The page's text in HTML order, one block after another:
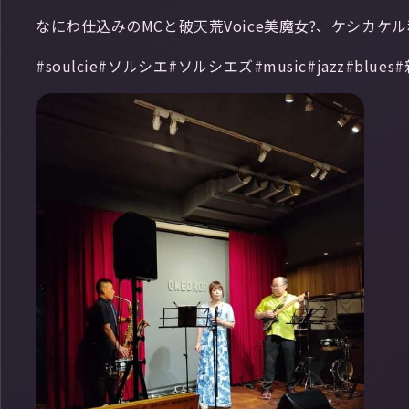
なにわ仕込みのMCと破天荒Voice美魔女?、ケシカケ
#soulcie#ソルシエ#ソルシエズ